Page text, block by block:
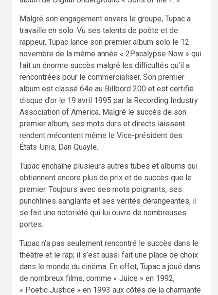
Malgré son engagement envers le groupe, Tupac a
travaille en solo. Vu ses talents de poète et de
rappeur, Tupac lance son premier album solo le 12
novembre de la même année « 2Pacalypse Now » qui
fait un énorme succès malgré les difficultés qu’il a
rencontrées pour le commercialiser. Son premier
album est classé 64e au Billbord 200 et est certifié
disque d’or le 19 avril 1995 par la Recording Industry
Association of America. Malgré le succès de son
premier album, ses mots durs et directs laissent
rendent mécontent même le Vice-président des
États-Unis, Dan Quayle.
Tupac enchaîne plusieurs autres tubes et albums qui
obtiennent encore plus de prix et de succès que le
premier. Toujours avec ses mots poignants, ses
punchlines sanglants et ses vérités dérangeantes, il
se fait une notoriété qui lui ouvre de nombreuses
portes.
Tupac n’a pas seulement rencontré le succès dans le
théâtre et le rap; il s’est aussi fait une place de choix
dans le monde du cinéma. En effet, Tupac a joué dans
de nombreux films, comme « Juice » en 1992,
« Poetic Justice » en 1993 aux côtés de la charmante